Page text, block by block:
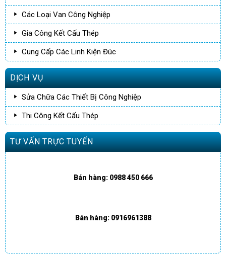
Các Loại Van Công Nghiệp
Gia Công Kết Cấu Thép
Cung Cấp Các Linh Kiện Đúc
DỊCH VỤ
Sửa Chữa Các Thiết Bị Công Nghiệp
Thi Công Kết Cấu Thép
TƯ VẤN TRỰC TUYẾN
Bán hàng: 0988 450 666
Bán hàng: 0916961388